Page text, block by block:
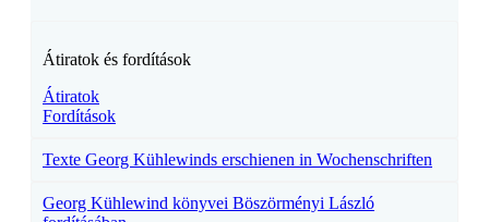
Átiratok és fordítások
Átiratok
Fordítások
Texte Georg Kühlewinds erschienen in Wochenschriften
Georg Kühlewind könyvei Böszörményi László